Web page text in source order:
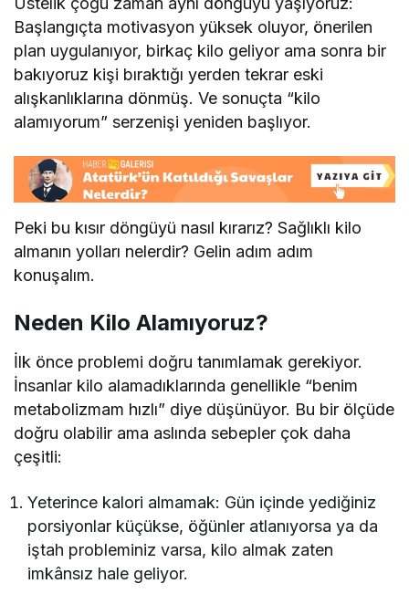
Başlangıçta motivasyon yüksek oluyor, önerilen
plan uygulanıyor, birkaç kilo geliyor ama sonra bir
bakıyoruz kişi bıraktığı yerden tekrar eski
alışkanlıklarına dönmüş. Ve sonuçta “kilo
alamıyorum” serzenişi yeniden başlıyor.
Peki bu kısır döngüyü nasıl kırarız? Sağlıklı kilo
almanın yolları nelerdir? Gelin adım adım
konuşalım.
Neden Kilo Alamıyoruz?
İlk önce problemi doğru tanımlamak gerekiyor.
İnsanlar kilo alamadıklarında genellikle “benim
metabolizmam hızlı” diye düşünüyor. Bu bir ölçüde
doğru olabilir ama aslında sebepler çok daha
çeşitli:
Yeterince kalori almamak: Gün içinde yediğiniz
porsiyonlar küçükse, öğünler atlanıyorsa ya da
iştah probleminiz varsa, kilo almak zaten
imkânsız hale geliyor.